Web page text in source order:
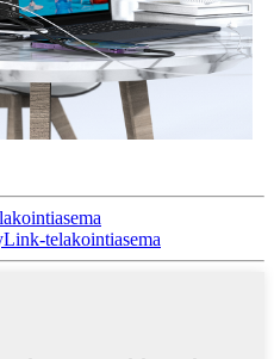
telakointiasema